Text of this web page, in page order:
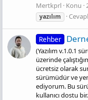
Mertkprl Konu
yazılım
Rehber
(Yazılım v.1.0.1
üzerinde
ücretsiz olarak
sürümüdür ve
ediyorum. Bu
kullanıcı dostu